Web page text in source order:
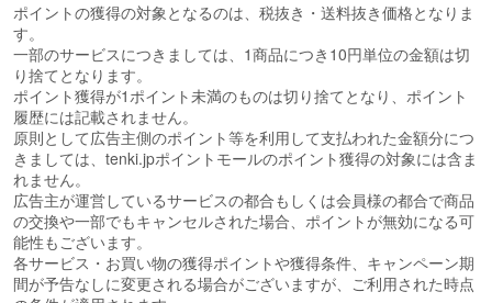
ポイントの獲得の対象となるのは、税抜き・送料抜き価格となりま
す。
一部のサービスにつきましては、1商品につき10円単位の金額は切
り捨てとなります。
ポイント獲得が1ポイント未満のものは切り捨てとなり、ポイント
履歴には記載されません。
原則として広告主側のポイント等を利用して支払われた金額分につ
きましては、tenki.jpポイントモールのポイント獲得の対象には含ま
れません。
広告主が運営しているサービスの都合もしくは会員様の都合で商品
の交換や一部でもキャンセルされた場合、ポイントが無効になる可
能性もございます。
各サービス・お買い物の獲得ポイントや獲得条件、キャンペーン期
間が予告なしに変更される場合がございますが、ご利用された時点